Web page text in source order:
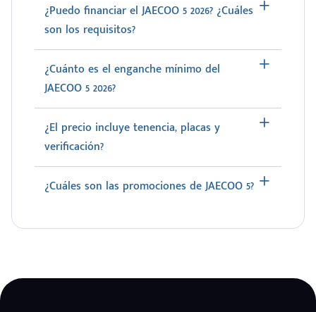
¿Puedo financiar el JAECOO 5 2026? ¿Cuáles
son los requisitos?
¿Cuánto es el enganche mínimo del
JAECOO 5 2026?
¿El precio incluye tenencia, placas y
verificación?
¿Cuáles son las promociones de JAECOO 5?